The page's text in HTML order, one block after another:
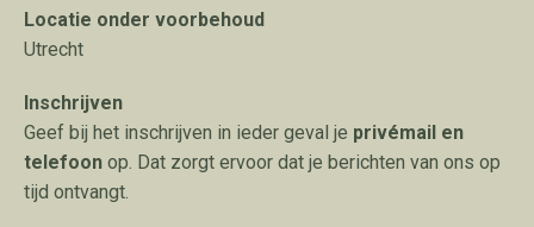
Locatie onder voorbehoud
Utrecht
Inschrijven
Geef bij het inschrijven in ieder geval je privémail en
telefoon op. Dat zorgt ervoor dat je berichten van ons op
tijd ontvangt.